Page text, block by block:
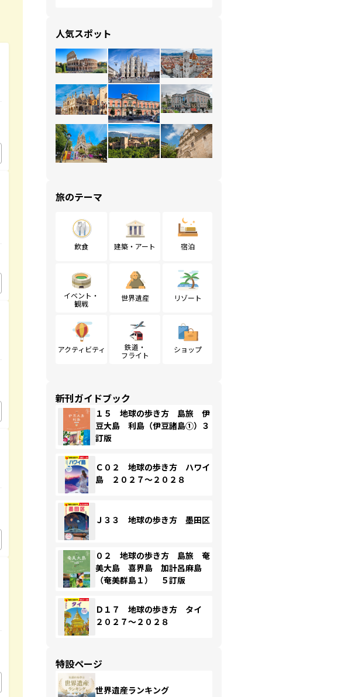
人気スポット
旅のテーマ
飲食 建築・アート 宿泊
イベント・
観戦
世界遺産 リゾート
アクティビティ
鉄道・
フライト
ショップ
新刊ガイドブック
１５ 地球の歩き方 島旅 伊
豆大島 利島（伊豆諸島①）３
訂版
Ｃ０２ 地球の歩き方 ハワイ
島 ２０２７～２０２８
Ｊ３３ 地球の歩き方 墨田区
０２ 地球の歩き方 島旅 奄
美大島 喜界島 加計呂麻島
（奄美群島１） ５訂版
Ｄ１７ 地球の歩き方 タイ
２０２７～２０２８
特設ページ
世界遺産ランキング